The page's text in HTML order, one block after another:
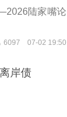
陆家嘴论
6097 07-02 19:50
岸债